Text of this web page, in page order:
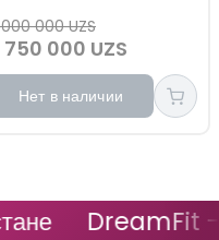
и грыжи
000 UZS
750 000 UZS
Нет в наличии
DreamFit -